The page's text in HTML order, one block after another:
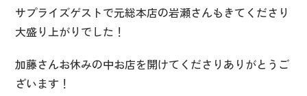
サプライズゲストで元総本店の岩瀬さんもきてくださり
大盛り上がりでした！
加藤さんお休みの中お店を開けてくださりありがとうご
ざいます！